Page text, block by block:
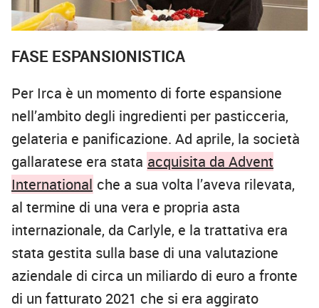
FASE ESPANSIONISTICA
Per Irca è un momento di forte espansione
nell’ambito degli ingredienti per pasticceria,
gelateria e panificazione. Ad aprile, la società
gallaratese era stata acquisita da Advent
International che a sua volta l’aveva rilevata,
al termine di una vera e propria asta
internazionale, da Carlyle, e la trattativa era
stata gestita sulla base di una valutazione
aziendale di circa un miliardo di euro a fronte
di un fatturato 2021 che si era aggirato